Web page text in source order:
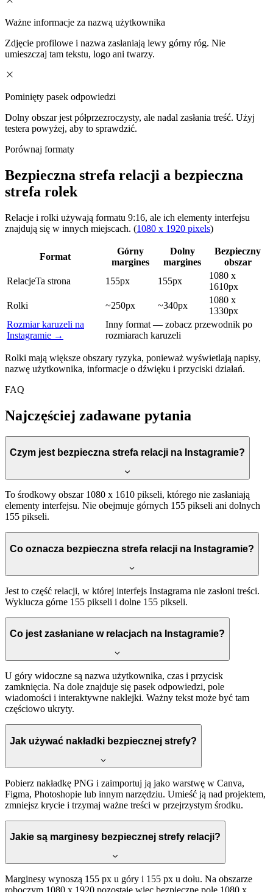
Ważne informacje za nazwą użytkownika
Zdjęcie profilowe i nazwa zasłaniają lewy górny róg. Nie
umieszczaj tam tekstu, logo ani twarzy.
Pominięty pasek odpowiedzi
Dolny obszar jest półprzezroczysty, ale nadal zasłania treść. Użyj
testera powyżej, aby to sprawdzić.
Porównaj formaty
Bezpieczna strefa relacji a bezpieczna
strefa rolek
Relacje i rolki używają formatu 9:16, ale ich elementy interfejsu
znajdują się w innych miejscach. (1080 x 1920 pixels)
Format
Górny
margines
Dolny
margines
Bezpieczny
obszar
RelacjeTa strona 155px 155px
1080 x
1610px
Rolki
~250px ~340px
1080 x
1330px
Rozmiar karuzeli na
Instagramie →
Inny format — zobacz przewodnik po
rozmiarach karuzeli
Rolki mają większe obszary ryzyka, ponieważ wyświetlają napisy,
nazwę użytkownika, informacje o dźwięku i przyciski działań.
FAQ
Najczęściej zadawane pytania
Czym jest bezpieczna strefa relacji na Instagramie?
To środkowy obszar 1080 x 1610 pikseli, którego nie zasłaniają
elementy interfejsu. Nie obejmuje górnych 155 pikseli ani dolnych
155 pikseli.
Co oznacza bezpieczna strefa relacji na Instagramie?
Jest to część relacji, w której interfejs Instagrama nie zasłoni treści.
Wyklucza górne 155 pikseli i dolne 155 pikseli.
Co jest zasłaniane w relacjach na Instagramie?
U góry widoczne są nazwa użytkownika, czas i przycisk
zamknięcia. Na dole znajduje się pasek odpowiedzi, pole
wiadomości i interaktywne naklejki. Ważny tekst może być tam
częściowo ukryty.
Jak używać nakładki bezpiecznej strefy?
Pobierz nakładkę PNG i zaimportuj ją jako warstwę w Canva,
Figma, Photoshopie lub innym narzędziu. Umieść ją nad projektem,
zmniejsz krycie i trzymaj ważne treści w przejrzystym środku.
Jakie są marginesy bezpiecznej strefy relacji?
Marginesy wynoszą 155 px u góry i 155 px u dołu. Na obszarze